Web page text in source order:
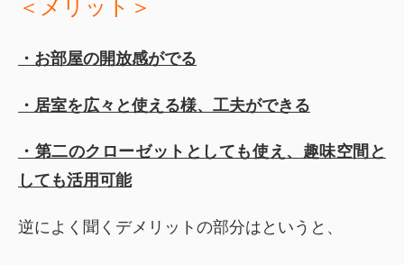
＜メリット ＞
・お部屋の開放感がでる
・居室を広々と使える様、工夫ができる
・第二のクローゼットとしても使え、趣味空間と
しても活用可能
逆によく聞くデメリットの部分はというと、